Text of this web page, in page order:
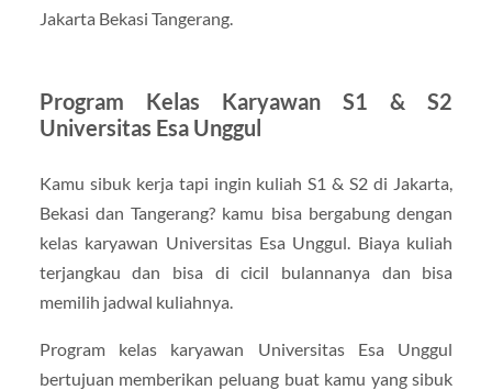
Jakarta Bekasi Tangerang.
Program Kelas Karyawan S1 & S2
Universitas Esa Unggul
Kamu sibuk kerja tapi ingin kuliah S1 & S2 di Jakarta,
Bekasi dan Tangerang? kamu bisa bergabung dengan
kelas karyawan Universitas Esa Unggul. Biaya kuliah
terjangkau dan bisa di cicil bulannanya dan bisa
memilih jadwal kuliahnya.
Program kelas karyawan Universitas Esa Unggul
bertujuan memberikan peluang buat kamu yang sibuk